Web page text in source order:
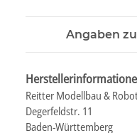
Angaben
Reitter Modellbau &
Degerfeldstr. 11
Baden-Württemberg